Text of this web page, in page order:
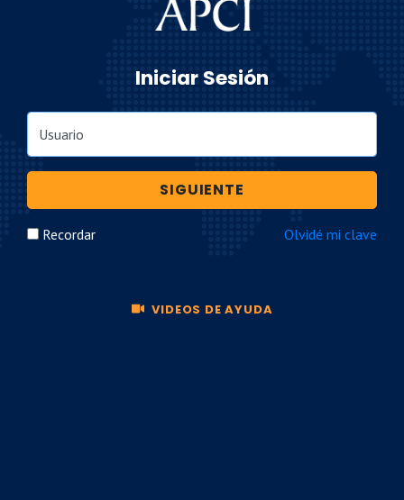
Iniciar Sesión
Usuario
SIGUIENTE
Recordar Olvidé mi clave
VIDEOS DE AYUDA